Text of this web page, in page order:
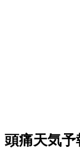
頭痛天気予